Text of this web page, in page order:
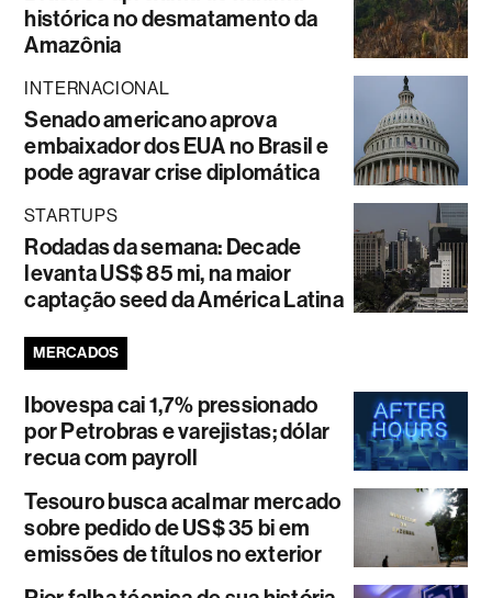
histórica no desmatamento da
Amazônia
INTERNACIONAL
Senado americano aprova
embaixador dos EUA no Brasil e
pode agravar crise diplomática
STARTUPS
Rodadas da semana: Decade
levanta US$ 85 mi, na maior
captação seed da América Latina
MERCADOS
Ibovespa cai 1,7% pressionado
por Petrobras e varejistas; dólar
recua com payroll
Tesouro busca acalmar mercado
sobre pedido de US$ 35 bi em
emissões de títulos no exterior